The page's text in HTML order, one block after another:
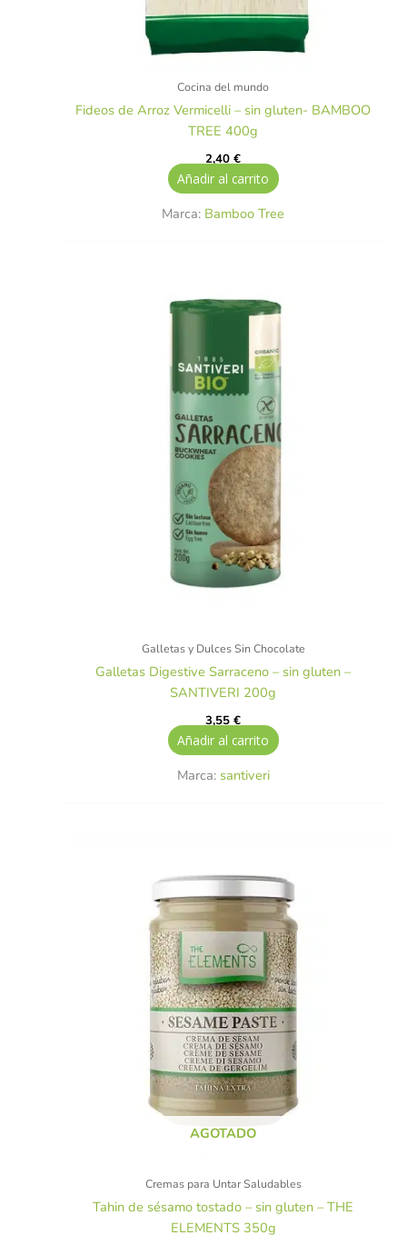
Cocina del mundo
Fideos de Arroz Vermicelli – sin gluten- BAMBOO
TREE 400g
2,40€
Añadir al carrito
Marca: Bamboo Tree
Galletas y Dulces Sin Chocolate
Galletas Digestive Sarraceno – sin gluten –
SANTIVERI 200g
3,55€
Añadir al carrito
Marca: santiveri
AGOTADO
Cremas para Untar Saludables
Tahin de sésamo tostado – sin gluten – THE
ELEMENTS 350g